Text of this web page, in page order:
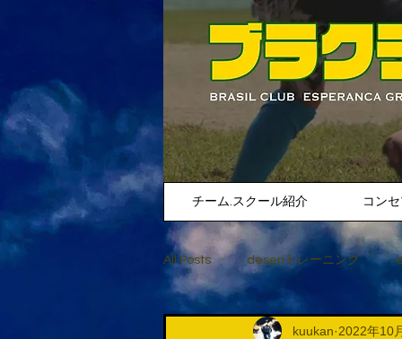
チーム.スクール紹介 コン
All Posts desenトレーニング
kuukan 2022年10